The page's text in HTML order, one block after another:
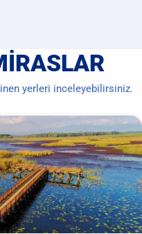
yerleri inceleyebilirsiniz.